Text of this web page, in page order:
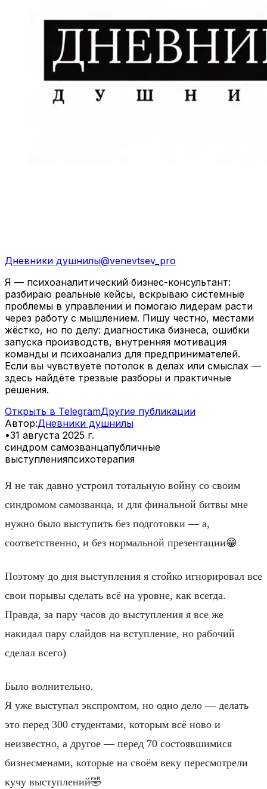
Дневники душнилы@venevtsev_pro
Я — психоаналитический бизнес-консультант:
разбираю реальные кейсы, вскрываю системные
проблемы в управлении и помогаю лидерам расти
через работу с мышлением. Пишу честно, местами
жёстко, но по делу: диагностика бизнеса, ошибки
запуска производств, внутренняя мотивация
команды и психоанализ для предпринимателей.
Если вы чувствуете потолок в делах или смыслах —
здесь найдёте трезвые разборы и практичные
решения.
Открыть в TelegramДругие публикации
Автор:Дневники душнилы
•31 августа 2025 г.
синдром самозванцапубличные
выступленияпсихотерапия
Я не так давно устроил тотальную войну со своим
синдромом самозванца, и для финальной битвы мне
нужно было выступить без подготовки — а,
соответственно, и без нормальной презентации😁
Поэтому до дня выступления я стойко игнорировал все
свои порывы сделать всё на уровне, как всегда.
Правда, за пару часов до выступления я все же
накидал пару слайдов на вступление, но рабочий
сделал всего)
Было волнительно.
Я уже выступал экспромтом, но одно дело — делать
это перед 300 студентами, которым всё ново и
неизвестно, а другое — перед 70 состоявшимися
бизнесменами, которые на своём веку пересмотрели
кучу выступлений🤣